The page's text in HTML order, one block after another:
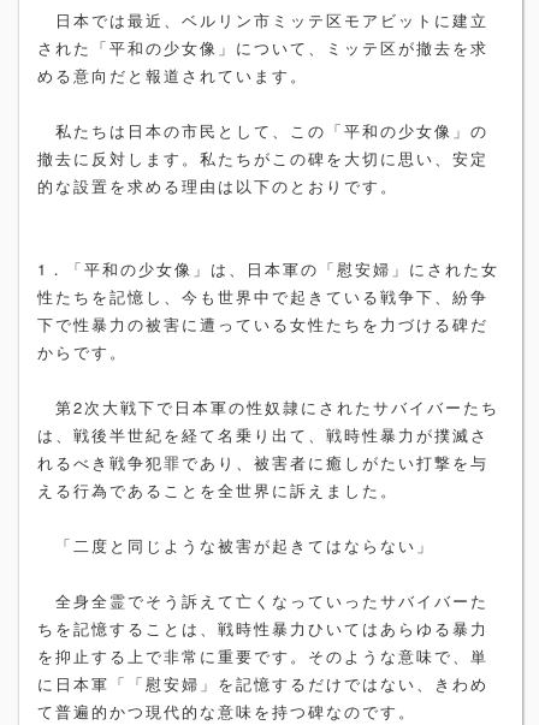
日本では最近、ベルリン市ミッテ区モアビットに建立
された「平和の少女像」について、ミッテ区が撤去を求
める意向だと報道されています。
私たちは日本の市民として、この「平和の少女像」の
撤去に反対します。私たちがこの碑を大切に思い、安定
的な設置を求める理由は以下のとおりです。
1．「平和の少女像」は、日本軍の「慰安婦」にされた女
性たちを記憶し、今も世界中で起きている戦争下、紛争
下で性暴力の被害に遭っている女性たちを力づける碑だ
からです。
第2次大戦下で日本軍の性奴隷にされたサバイバーたち
は、戦後半世紀を経て名乗り出て、戦時性暴力が撲滅さ
れるべき戦争犯罪であり、被害者に癒しがたい打撃を与
える行為であることを全世界に訴えました。
「二度と同じような被害が起きてはならない」
全身全霊でそう訴えて亡くなっていったサバイバーた
ちを記憶することは、戦時性暴力ひいてはあらゆる暴力
を抑止する上で非常に重要です。そのような意味で、単
に日本軍「「慰安婦」を記憶するだけではない、きわめ
て普遍的かつ現代的な意味を持つ碑なのです。